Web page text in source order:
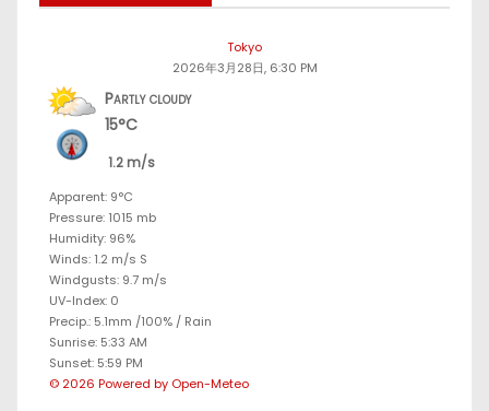
Tokyo
2026年3月28日, 6:30 PM
Partly cloudy
15°C
1.2 m/s
Apparent: 9°C
Pressure: 1015 mb
Humidity: 96%
Winds: 1.2 m/s S
Windgusts: 9.7 m/s
UV-Index: 0
Precip.: 5.1mm /100% / Rain
Sunrise: 5:33 AM
Sunset: 5:59 PM
© 2026 Powered by Open-Meteo